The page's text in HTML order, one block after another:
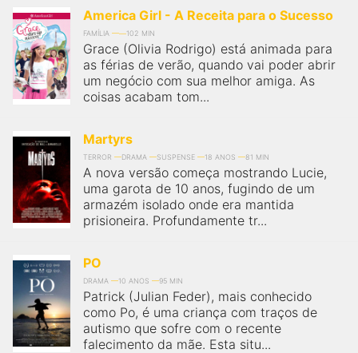
America Girl - A Receita para o Sucesso
FAMÍLIA 102 MIN
Grace (Olivia Rodrigo) está animada para
as férias de verão, quando vai poder abrir
um negócio com sua melhor amiga. As
coisas acabam tom...
Martyrs
TERROR DRAMA SUSPENSE 18 ANOS 81 MIN
A nova versão começa mostrando Lucie,
uma garota de 10 anos, fugindo de um
armazém isolado onde era mantida
prisioneira. Profundamente tr...
PO
DRAMA 10 ANOS 95 MIN
Patrick (Julian Feder), mais conhecido
como Po, é uma criança com traços de
autismo que sofre com o recente
falecimento da mãe. Esta situ...